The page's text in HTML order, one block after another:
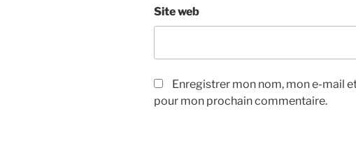
Site web
Enregistrer mon nom, mon e-mail
pour mon prochain commentaire.